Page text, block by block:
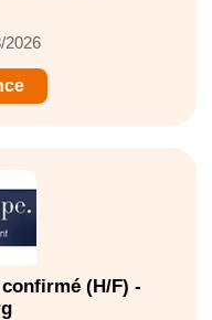
2026
(H/F) -